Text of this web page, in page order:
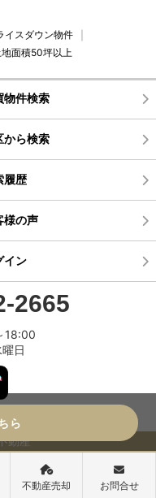
イスダウン物件
地面積50坪以上
物件検索
から検索
履歴
様の声
イン
2665
18:00
日
動産
ら
不動産売却 お問合せ